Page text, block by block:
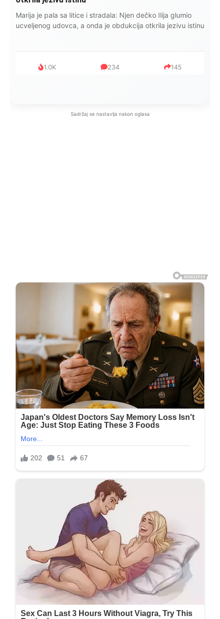
Marija je pala sa litice i stradala: Njen dečko Ilija glumio
ucveljenog udovca, a onda je obdukcija otkrila jezivu istinu
1.0K 234 145
Sadržaj se nastavlja nakon oglasa